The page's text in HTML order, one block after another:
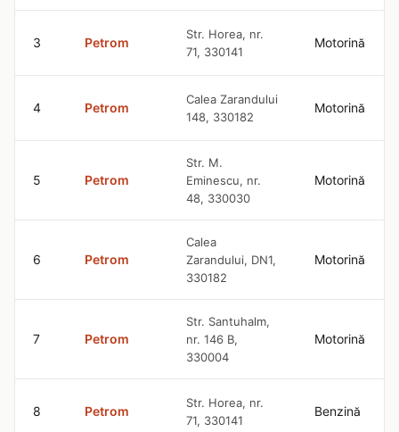
3 Petrom
Str. Horea, nr.
71, 330141
Motorină
4 Petrom
Calea Zarandului
148, 330182
Motorină
5 Petrom
Str. M.
Eminescu, nr.
48, 330030
Motorină
6 Petrom
Calea
Zarandului, DN1,
330182
Motorină
7 Petrom
Str. Santuhalm,
nr. 146 B,
330004
Motorină
8 Petrom
Str. Horea, nr.
71, 330141
Benzină